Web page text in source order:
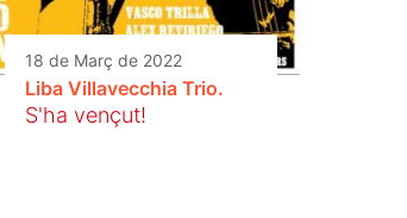
18 de Març de 2022
Liba Villavecchia Trio.
S'ha vençut!